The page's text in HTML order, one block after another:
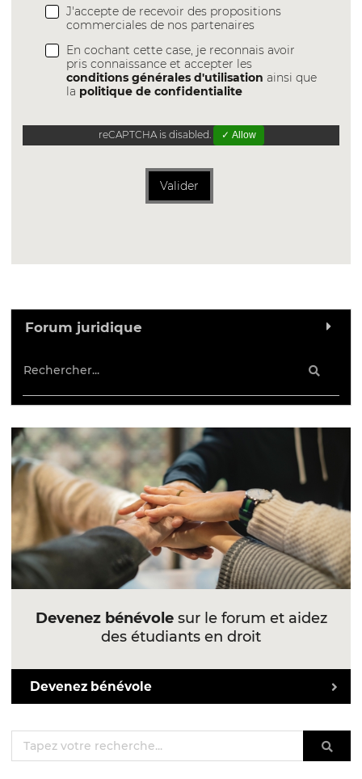
J'accepte de recevoir des propositions
commerciales de nos partenaires
En cochant cette case, je reconnais avoir
pris connaissance et accepter les
conditions générales d'utilisation ainsi que
la politique de confidentialite
reCAPTCHA is disabled. ✓ Allow
Valider
Forum juridique
Devenez bénévolesur le forum et aidez
des étudiants en droit
Devenez bénévole